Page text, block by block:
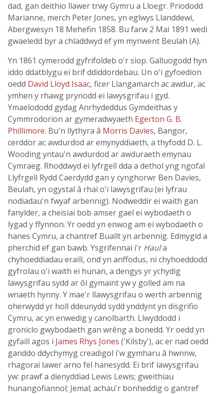
dad, gan deithio llawer trwy Gymru a Lloegr. Priododd
Marianne, merch Peter Jones, yn eglwys Llanddewi,
Abergwesyn 18 Mehefin 1858. Bu farw 2 Mai 1891 wedi
gwaeledd byr a chladdwyd ef ym mynwent Beulah (A).
Yn 1861 cymerodd gyfrifoldeb o'r siop. Galluogodd hyn
iddo ddatblygu ei brif ddiddordebau. Un o'i gyfoedion
oedd David Lloyd Isaac, ficer Llangamarch ac awdur, ac
ymhen y rhawg prynodd ei lawysgrifau i gyd.
Ymaelododd gydag Anrhydeddus Gymdeithas y
Cymmrodorion ar gymeradwyaeth Egerton G. B.
Phillimore. Bu'n llythyra â Morris Davies, Bangor,
cerddor ac awdurdod ar emynyddiaeth, a thyfodd D. L.
Wooding yntau'n awdurdod ar awduraeth emynau
Cymraeg. Rhoddwyd ei lyfrgell dda a dethol yng ngofal
Llyfrgell Rydd Caerdydd gan y cynghorwr Ben Davies,
Beulah, yn ogystal â rhai o'i lawysgrifau (ei lyfrau
nodiadau'n fwyaf arbennig). Nodweddir ei waith gan
fanylder, a cheisiai bob amser gael ei wybodaeth o
lygad y ffynnon. Yr oedd yn enwog am ei wybodaeth o
hanes Cymru, a chantref Buallt yn arbennig. Edmygid a
pherchid ef gan bawb. Ysgrifennai i'r Haula
chyhoeddiadau eraill, ond yn anffodus, ni chyhoeddodd
gyfrolau o'i waith ei hunan, a dengys yr ychydig
lawysgrifau sydd ar ôl gymaint yw y golled am na
wnaeth hynny. Y mae'r llawysgrifau o werth arbennig
oherwydd yr holl ddeunydd sydd ynddynt yn disgrifio
Cymru, ac yn enwedig y canolbarth. Llwyddodd i
groniclo gwybodaeth gan wrêng a bonedd. Yr oedd yn
gyfaill agos i James Rhys Jones ('Kilsby'), ac er nad oedd
ganddo ddychymyg creadigol i'w gymharu â hwnnw,
rhagorai lawer arno fel hanesydd. Ei brif lawysgrifau
yw: prawf a dienyddiad Lewis Lewis; gweithiau
hunangofiannol; Jemal; achau'r bonheddig o gantref